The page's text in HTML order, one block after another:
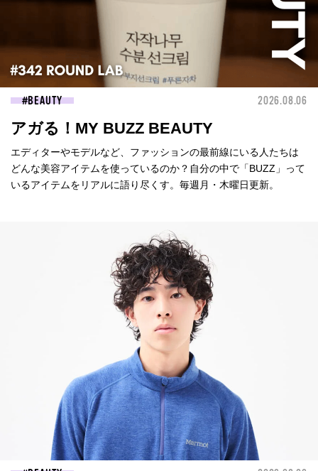
BEAUTY 2026.08.06
アガる！MY BUZZ BEAUTY
エディターやモデルなど、ファッションの最前線にいる人たちは
どんな美容アイテムを使っているのか？自分の中で「BUZZ」って
いるアイテムをリアルに語り尽くす。毎週月・木曜日更新。